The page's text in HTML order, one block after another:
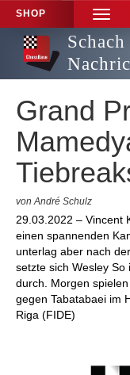
SHOP
TOGGLE
Schach
Grand
von André Schulz
29.03.2022 – Vincent
einen spannenden
unterlag aber nach
setzte sich Wesley So
durch. Morgen
gegen Tabatabaei im
Riga (FIDE)